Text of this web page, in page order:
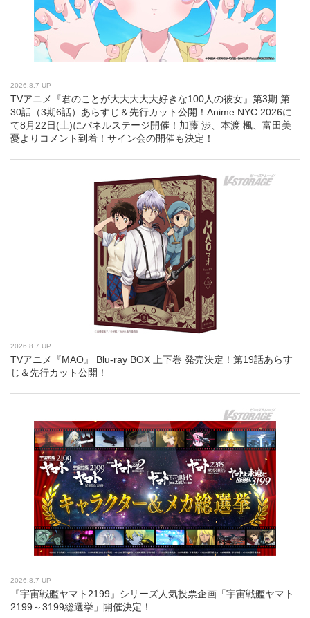
2026.8.7 UP
TVアニメ『君のことが大大大大大好きな100人の彼女』第3期 第
30話（3期6話）あらすじ＆先行カット公開！Anime NYC 2026に
て8月22日(土)にパネルステージ開催！加藤 渉、本渡 楓、富田美
憂よりコメント到着！サイン会の開催も決定！
2026.8.7 UP
TVアニメ『MAO』 Blu-ray BOX 上下巻 発売決定！第19話あらす
じ＆先行カット公開！
2026.8.7 UP
『宇宙戦艦ヤマト2199』シリーズ人気投票企画「宇宙戦艦ヤマト
2199～3199総選挙」開催決定！